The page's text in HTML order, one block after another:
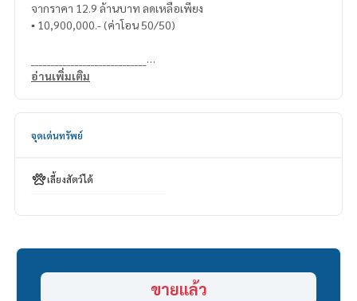
จากราคา 12.9 ล้านบาท ลดเหลือเพียง
▪️ 10,900,000.- (ค่าโอน 50/50)
Tel :062-879-5289
HOME - REAL ESTATE SERVICES
อ่านเพิ่มเติม
จุดเด่นทรัพย์
เลี้ยงสัตว์ได้
ขายแล้ว